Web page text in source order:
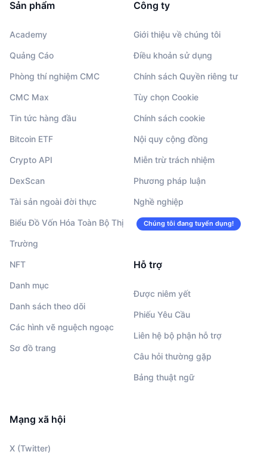
Sản phẩm
Academy
Quảng Cáo
Phòng thí nghiệm CMC
CMC Max
Tin tức hàng đầu
Bitcoin ETF
Crypto API
DexScan
Tài sản ngoài đời thực
Biểu Đồ Vốn Hóa Toàn Bộ Thị
Trường
NFT
Danh mục
Danh sách theo dõi
Các hình vẽ nguệch ngoạc
Sơ đồ trang
Công ty
Giới thiệu về chúng tôi
Điều khoản sử dụng
Chính sách Quyền riêng tư
Tùy chọn Cookie
Chính sách cookie
Nội quy cộng đồng
Miễn trừ trách nhiệm
Phương pháp luận
Nghề nghiệp
Chúng tôi đang tuyển dụng!
Hỗ trợ
Được niêm yết
Phiếu Yêu Cầu
Liên hệ bộ phận hỗ trợ
Câu hỏi thường gặp
Bảng thuật ngữ
Mạng xã hội
X (Twitter)